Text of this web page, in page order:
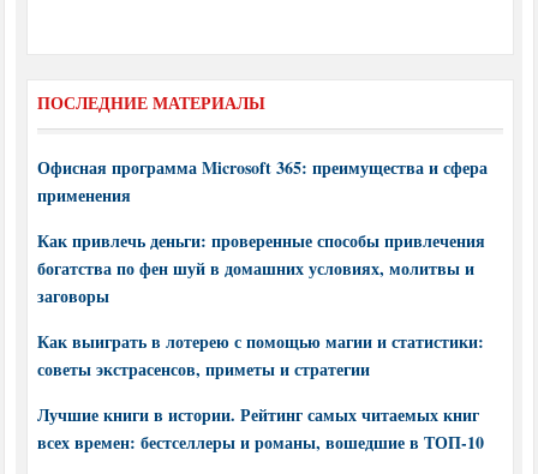
ПОСЛЕДНИЕ МАТЕРИАЛЫ
Офисная программа Microsoft 365: преимущества и сфера
применения
Как привлечь деньги: проверенные способы привлечения
богатства по фен шуй в домашних условиях, молитвы и
заговоры
Как выиграть в лотерею с помощью магии и статистики:
советы экстрасенсов, приметы и стратегии
Лучшие книги в истории. Рейтинг самых читаемых книг
всех времен: бестселлеры и романы, вошедшие в ТОП-10